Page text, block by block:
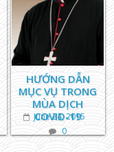
HƯỚNG DẪN
MỤC VỤ TRONG
MÙA DỊCH
COVID-19
June 24, 2015
0